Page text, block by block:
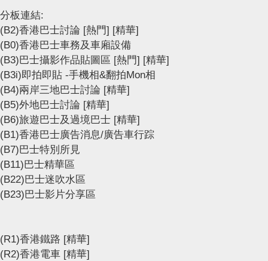
分板連結:
(B2)香港巴士討論 [熱門] [精華]
(B0)香港巴士車務及車廂設備
(B3)巴士攝影作品貼圖區 [熱門] [精華]
(B3i)即拍即貼 -手機相&翻拍Mon相
(B4)兩岸三地巴士討論 [精華]
(B5)外地巴士討論 [精華]
(B6)旅遊巴士及過境巴士 [精華]
(B1)香港巴士廣告消息/廣告車行踪
(B7)巴士特別所見
(B11)巴士精華區
(B22)巴士迷吹水區
(B23)巴士影片分享區
(R1)香港鐵路 [精華]
(R2)香港電車 [精華]